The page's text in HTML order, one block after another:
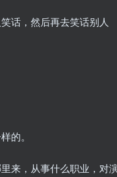
话，然后再去笑话别人
的。
来，从事什么职业，对